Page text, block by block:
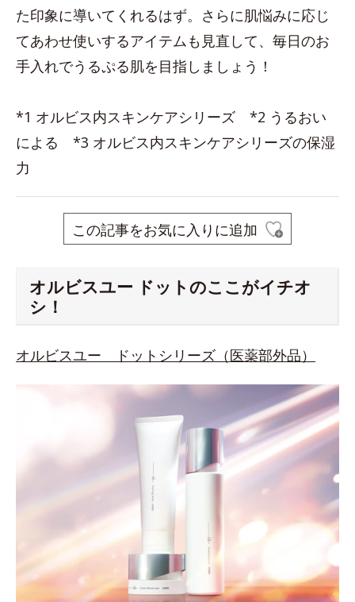
た印象に導いてくれるはず。さらに肌悩みに応じ
てあわせ使いするアイテムも見直して、毎日のお
手入れでうるぷる肌を目指しましょう！
*1 オルビス内スキンケアシリーズ *2 うるおい
による *3 オルビス内スキンケアシリーズの保湿
力
この記事をお気に入りに追加
オルビスユー ドットのここがイチオ
シ！
オルビスユー ドットシリーズ（医薬部外品）